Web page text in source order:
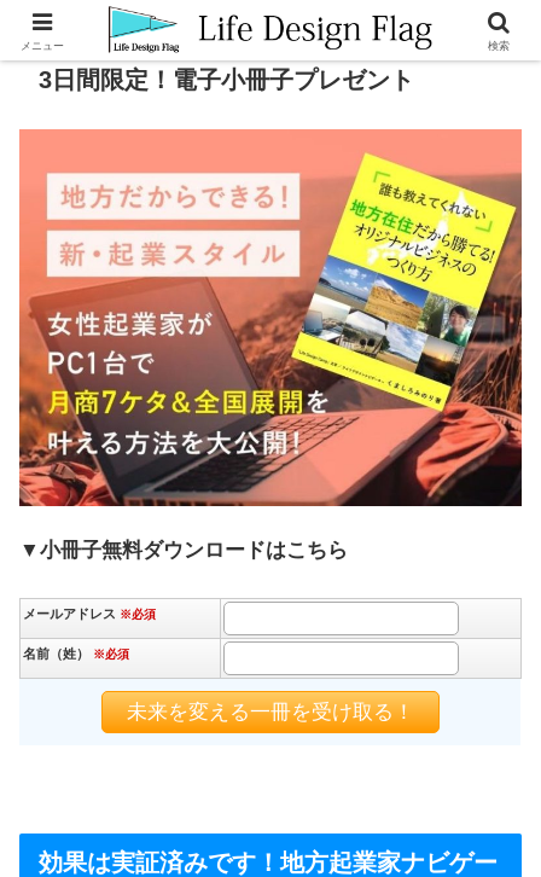
3日間限定！電子小冊子プレゼント
▼小冊子無料ダウンロードはこちら
メールアドレス ※必須
名前（姓） ※必須
効果は実証済みです！地方起業家ナビゲー
メニュー 検索